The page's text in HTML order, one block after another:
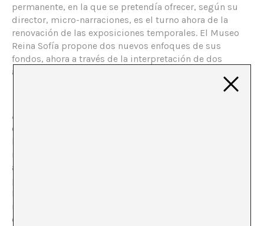
permanente, en la que se pretendía ofrecer, según su
director, micro-narraciones, es el turno ahora de la
renovación de las exposiciones temporales. El Museo
Reina Sofía propone dos nuevos enfoques de sus
fondos, ahora a través de la interpretación de dos
artistas.
Almacenar, conservar y exponer objetos, artefactos,
documentos o restos arqueológicos para narrar una
historia, ha sido siempre la función principal de un
museo. Contra esta concepción, han surgido en la
actualidad ciertas prácticas anarchivistas que
pretenden renovar esta vieja idea ilustrada de museo.
Manuel Borja-Villel lo tuvo claro cuando decidió
reescribir la colección en base a salas temáticas,
creando relaciones conceptuales entre las distintas